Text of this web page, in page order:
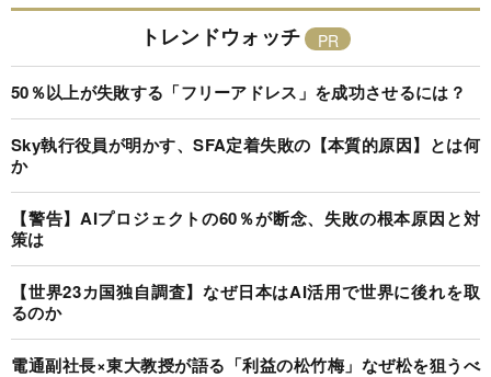
トレンドウォッチ
50％以上が失敗する「フリーアドレス」を成功させるには？
Sky執行役員が明かす、SFA定着失敗の【本質的原因】とは何
か
【警告】AIプロジェクトの60％が断念、失敗の根本原因と対
策は
【世界23カ国独自調査】なぜ日本はAI活用で世界に後れを取
るのか
電通副社長×東大教授が語る「利益の松竹梅」なぜ松を狙うべ